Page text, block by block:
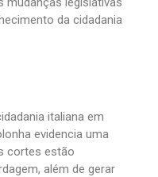
da cidadania
italiana em
evidencia uma
cortes estão
além de gerar